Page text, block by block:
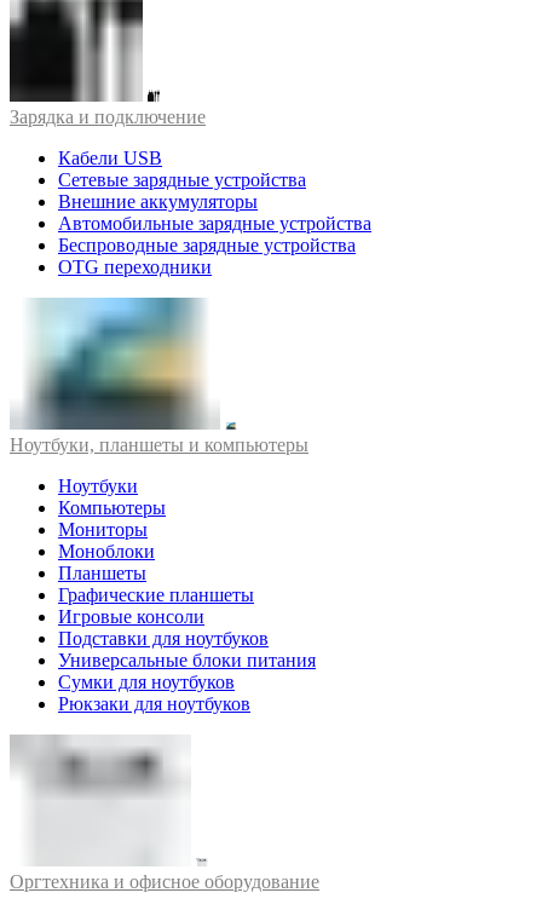
Зарядка и подключение
Кабели USB
Сетевые зарядные устройства
Внешние аккумуляторы
Автомобильные зарядные устройства
Беспроводные зарядные устройства
OTG переходники
Ноутбуки, планшеты и компьютеры
Ноутбуки
Компьютеры
Мониторы
Моноблоки
Планшеты
Графические планшеты
Игровые консоли
Подставки для ноутбуков
Универсальные блоки питания
Сумки для ноутбуков
Рюкзаки для ноутбуков
Оргтехника и офисное оборудование